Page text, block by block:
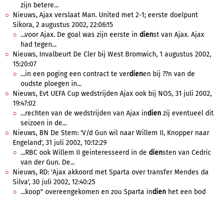
zijn betere...
Nieuws, Ajax verslaat Man. United met 2-1; eerste doelpunt
Sikora, 2 augustus 2002, 22:06:15
...voor Ajax. De goal was zijn eerste in dienst van Ajax. Ajax
had tegen...
Nieuws, Invalbeurt De Cler bij West Bromwich, 1 augustus 2002,
15:20:07
...in een poging een contract te verdienen bij ??n van de
oudste ploegen in...
Nieuws, Evt UEFA Cup wedstrijden Ajax ook bij NOS, 31 juli 2002,
19:47:02
...rechten van de wedstrijden van Ajax indien zij eventueel dit
seizoen in de...
Nieuws, BN De Stem: 'V/d Gun wil naar Willem II, Knopper naar
Engeland', 31 juli 2002, 10:12:29
...RBC ook Willem II geinteresseerd in de diensten van Cedric
van der Gun. De...
Nieuws, RD: 'Ajax akkoord met Sparta over transfer Mendes da
Silva', 30 juli 2002, 12:40:25
...koop" overeengekomen en zou Sparta indien het een bod